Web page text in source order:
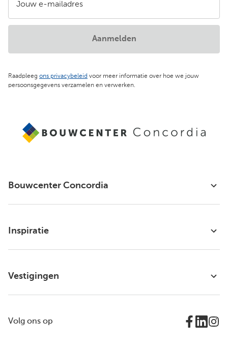
Jouw e-mailadres
Raadpleeg ons privacybeleid voor meer informatie over hoe we jouw
persoonsgegevens verzamelen en verwerken.
Aanmelden
Bouwcenter Concordia
Inspiratie
Vestigingen
Volg ons op